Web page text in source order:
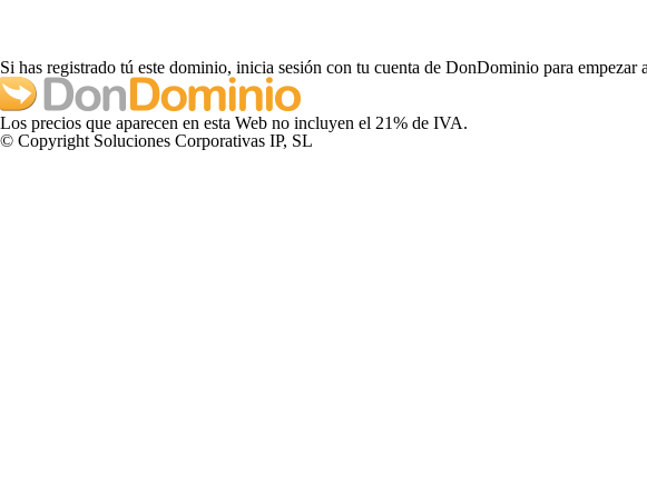
Si has registrado tú este dominio, inicia sesión con tu cuenta de DonDominio para empezar
Los precios que aparecen en esta Web no incluyen el 21% de IVA.
© Copyright Soluciones Corporativas IP, SL